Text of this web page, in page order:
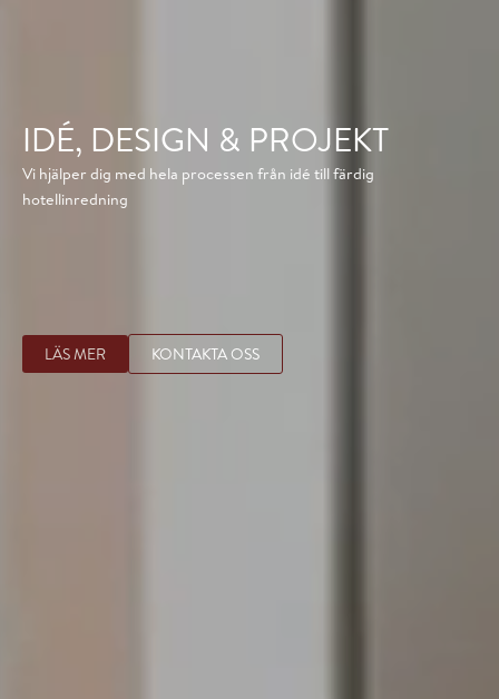
IDÉ, DESIGN & PROJEKT
Vi hjälper dig med hela processen från idé till färdig
hotellinredning
LÄS MER KONTAKTA OSS